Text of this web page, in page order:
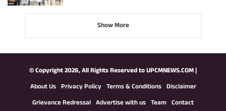
Show More
© Copyright 2026, All Rights Reserved toUPCMNEWS.COM|
About Us Privacy Policy Terms & Conditions Disclaimer
Grievance Redressal Advertise with us Team Contact